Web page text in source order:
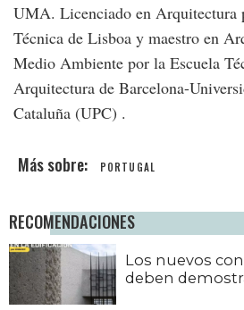
UMA. Licenciado en Arquitectura
Técnica de Lisboa y maestro en
Medio Ambiente por la Escuela
Arquitectura de Barcelona-
Cataluña (UPC) .
PORTUGAL
RECOMENDACIONES
Los nuevos
deben